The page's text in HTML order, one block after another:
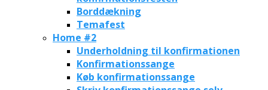
Borddækning
Temafest
Home #2
Underholdning til konfirmationen
Konfirmationssange
Køb konfirmationssange